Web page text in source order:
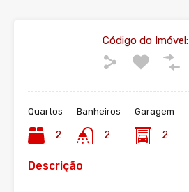
Código do Imóvel:
Quartos
2
Banheiros
2
Garagem
2
Descrição